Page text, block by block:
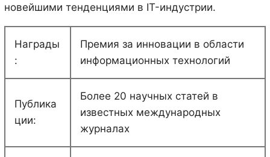
новейшими тенденциями в IT-индустрии.
Награды
:
Премия за инновации в области
информационных технологий
Публика
ции:
Более 20 научных статей в
известных международных
журналах